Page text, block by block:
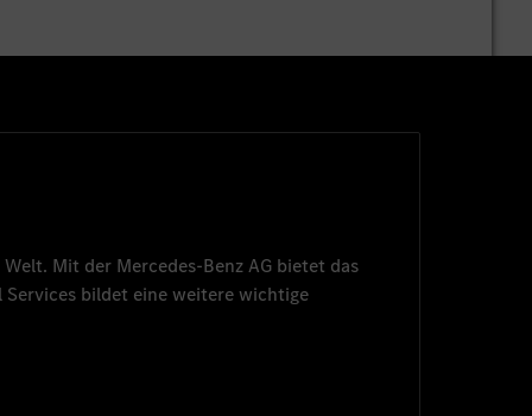
Mit der Mercedes-Benz AG bietet das
Services bildet eine weitere wichtige